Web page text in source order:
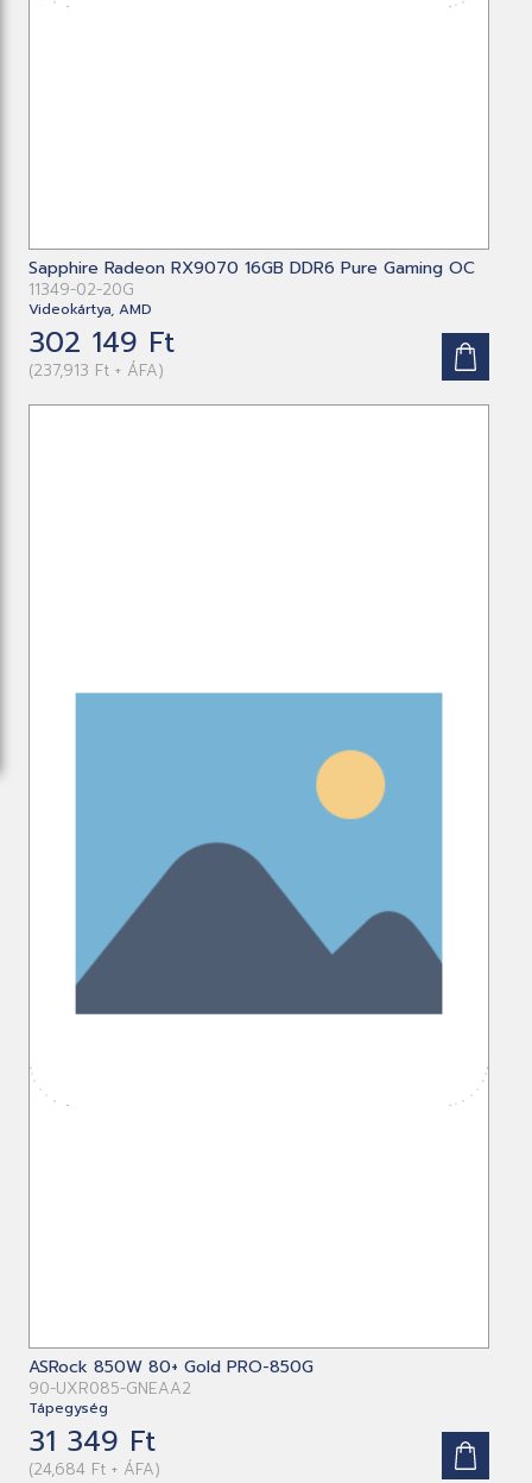
Sapphire Radeon RX9070 16GB DDR6 Pure Gaming OC
11349-02-20G
Videokártya, AMD
302 149 Ft
(237,913 Ft + ÁFA)
ASRock 850W 80+ Gold PRO-850G
90-UXR085-GNEAA2
Tápegység
31 349 Ft
(24,684 Ft + ÁFA)